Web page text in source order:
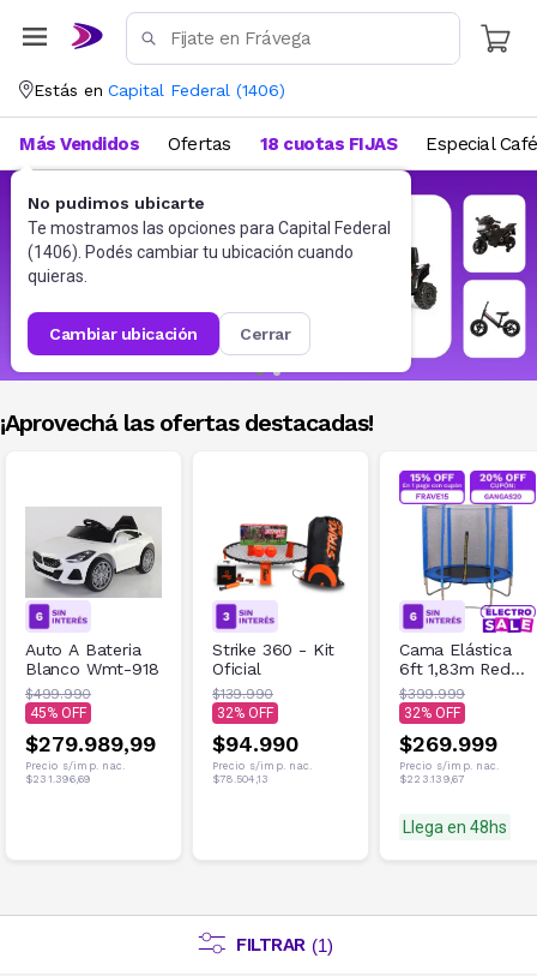
Estás en Capital Federal (1406)
No pudimos ubicarte
Te mostramos las opciones para Capital Federal
(1406). Podés cambiar tu ubicación cuando
quieras.
cambiar ubicación cerrar
Más Vendidos Ofertas 18 cuotas FIJAS Especial Café
¡Aprovechá las ofertas destacadas!
Auto A Bateria
Blanco Wmt-918
$499.990
45
$279.989,99
Precio s/imp. nac.
$231.396,69
Strike 360 - Kit
Oficial
$139.990
32
$94.990
Precio s/imp. nac.
$78.504,13
Cama Elástica
6ft 1,83m Red
de Seguridad
100kg Azul
$399.999
32
$269.999
Precio s/imp. nac.
$223.139,67
Llega en 48hs
FILTRAR (1)